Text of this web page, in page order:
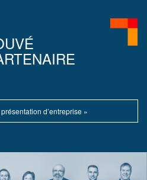
d’entreprise »